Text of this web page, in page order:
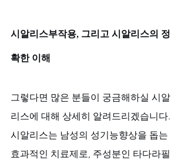
시알리스부작용, 그리고 시알리스의 정
확한 이해
그렇다면 많은 분들이 궁금해하실 시알
리스에 대해 상세히 알려드리겠습니다.
시알리스는 남성의 성기능향상을 돕는
효과적인 치료제로, 주성분인 타다라필